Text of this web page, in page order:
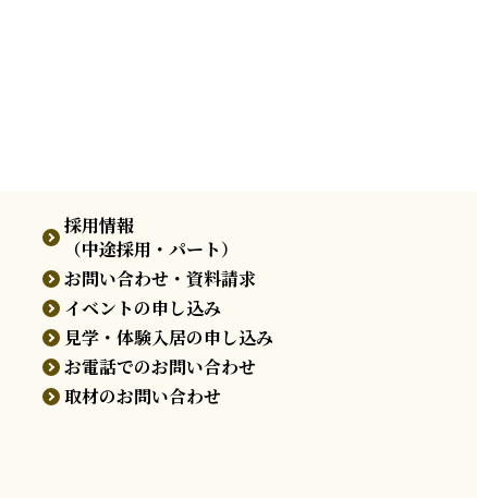
採用情報
（中途採用・パート）
お問い合わせ・資料請求
イベントの申し込み
見学・体験入居の申し込み
お電話でのお問い合わせ
取材のお問い合わせ